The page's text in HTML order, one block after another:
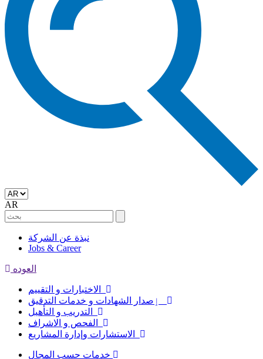
AR
نبذة عن الشركة
Jobs & Career
العوده